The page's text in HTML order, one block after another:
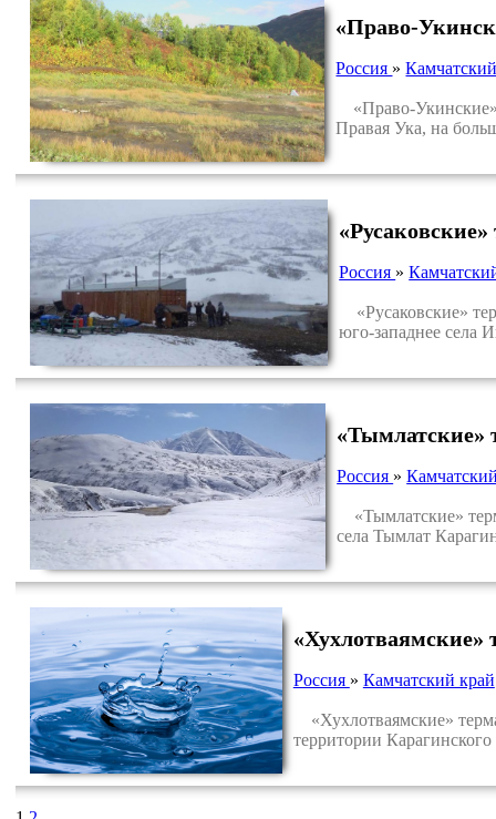
«Право-
Россия »
«Право-Укинские»
Правая Ука, на
Россия »
«Русаковские»
юго-западнее села
«Тымлатские»
Россия »
«Тымлатские»
села Тымлат
Россия » Камчатский край
«Хухлотваямские»
территории